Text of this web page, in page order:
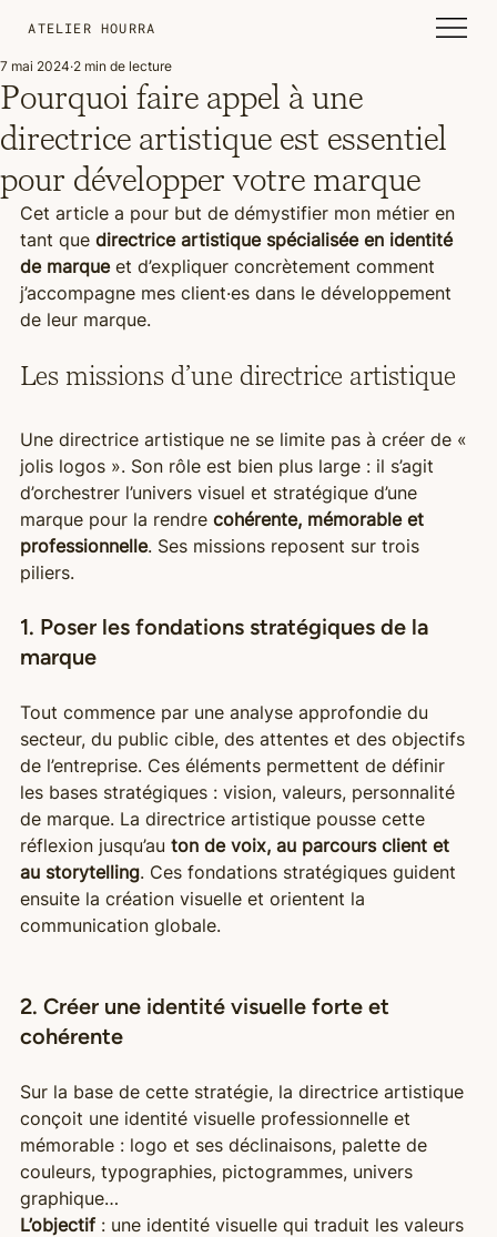
ATELIER HOURRA
Pourquoi faire appel à une
directrice artistique est essentiel
pour développer votre marque
7 mai 2024 2 min de lecture
Cet article a pour but de démystifier mon métier en
tant que directrice artistique spécialisée en identité
de marque et d’expliquer concrètement comment
j’accompagne mes client·es dans le développement
de leur marque.
Les missions d’une directrice artistique
Une directrice artistique ne se limite pas à créer de «
jolis logos ». Son rôle est bien plus large : il s’agit
d’orchestrer l’univers visuel et stratégique d’une
marque pour la rendre cohérente, mémorable et
professionnelle. Ses missions reposent sur trois
piliers.
1. Poser les fondations stratégiques de la
marque
Tout commence par une analyse approfondie du
secteur, du public cible, des attentes et des objectifs
de l’entreprise. Ces éléments permettent de définir
les bases stratégiques : vision, valeurs, personnalité
de marque. La directrice artistique pousse cette
réflexion jusqu’au ton de voix, au parcours client et
au storytelling. Ces fondations stratégiques guident
ensuite la création visuelle et orientent la
communication globale.
2. Créer une identité visuelle forte et
cohérente
Sur la base de cette stratégie, la directrice artistique
conçoit une identité visuelle professionnelle et
mémorable : logo et ses déclinaisons, palette de
couleurs, typographies, pictogrammes, univers
graphique…
L’objectif : une identité visuelle qui traduit les valeurs